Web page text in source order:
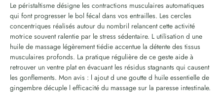
Le péristaltisme désigne les contractions musculaires automatiques
qui font progresser le bol fécal dans vos entrailles. Les cercles
concentriques réalisés autour du nombril relancent cette activité
motrice souvent ralentie par le stress sédentaire. L utilisation d une
huile de massage légèrement tiédie accentue la détente des tissus
musculaires profonds. La pratique régulière de ce geste aide à
retrouver un ventre plat en évacuant les résidus stagnants qui causent
les gonflements. Mon avis : l ajout d une goutte d huile essentielle de
gingembre décuple l efficacité du massage sur la paresse intestinale.